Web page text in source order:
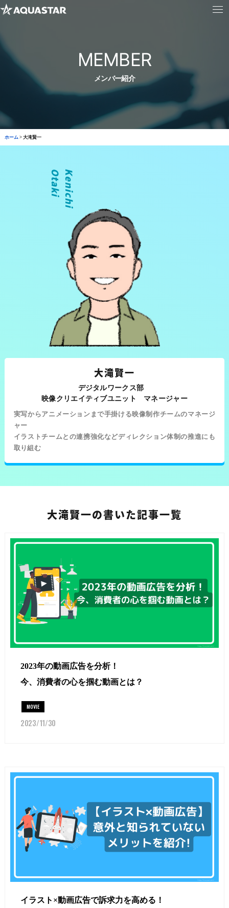
MEMBER
メンバー紹介
ホーム> 大滝賢一
K
e
n
i
c
h
i
O
t
a
k
i
大滝賢一
デジタルワークス部
映像クリエイティブユニット マネージャー
実写からアニメーションまで手掛ける映像制作チームのマネージ
ャー
イラストチームとの連携強化などディレクション体制の推進にも
取り組む
大滝賢一の書いた記事一覧
2023年の動画広告を分析！
今、消費者の心を掴む動画とは？
MOVIE
2023/11/30
イラスト×動画広告で訴求力を高める！